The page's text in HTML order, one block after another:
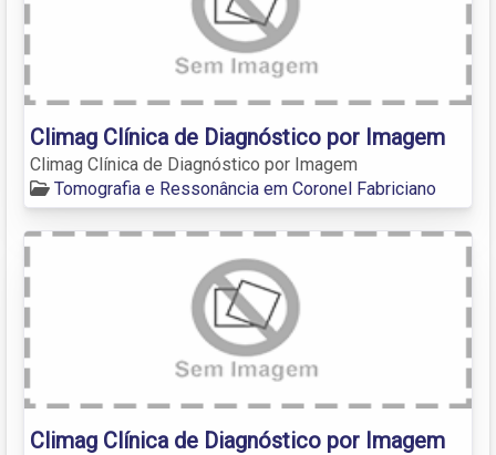
Climag Clínica de Diagnóstico por Imagem
Climag Clínica de Diagnóstico por Imagem
Tomografia e Ressonância em Coronel Fabriciano
Climag Clínica de Diagnóstico por Imagem